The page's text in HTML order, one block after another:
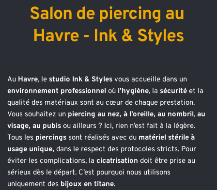
Salon de piercing au
Havre - Ink & Styles
Au Havre, le studio Ink & Styles
environnement professionnel où l’hygiène, la sécurité et la
qualité des matériaux sont au cœur de chaque prestation.
Vous souhaitez un piercing au nez, à l’oreille, au nombril, au
visage, au pubis ou ailleurs ? Ici, rien n’est fait à la légère.
Tous les piercings sont réalisés avec du matériel stérile à
usage unique, dans le respect des protocoles stricts. Pour
éviter les complications, la cicatrisation doit être prise au
sérieux dès le départ. C’est pourquoi nous utilisons
uniquement des bijoux en titane.